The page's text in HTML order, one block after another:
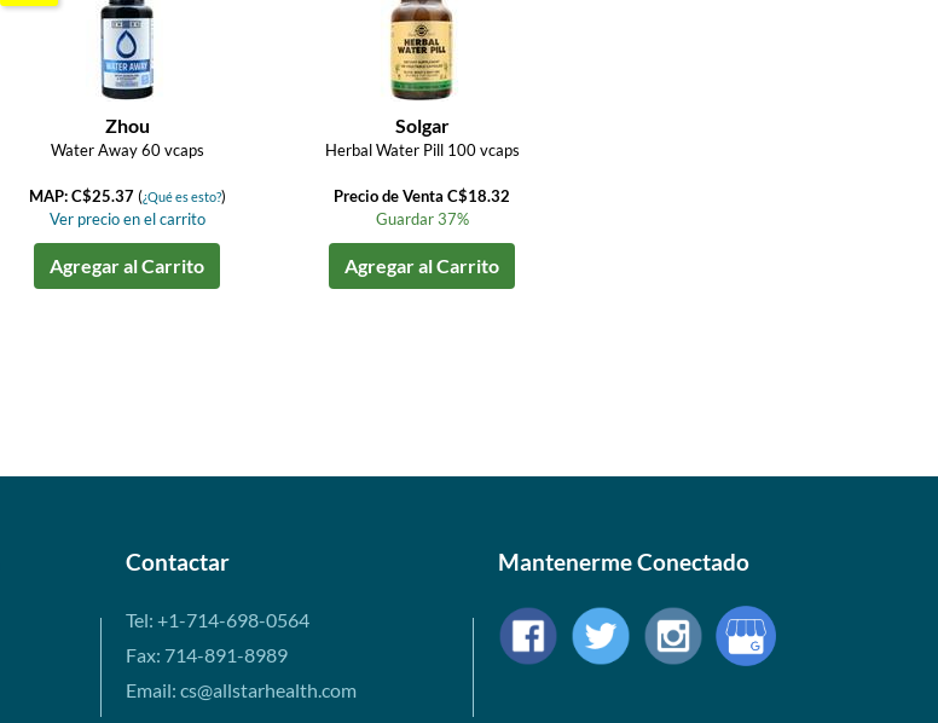
Zhou
Water Away 60 vcaps
MAP: C$25.37(¿Qué es esto?)
Ver precio en el carrito
Agregar al Carrito
Solgar
Herbal Water Pill 100 vcaps
Precio de Venta C$18.32
Guardar 37%
Agregar al Carrito
Contactar
Tel: +1-714-698-0564
Fax: 714-891-8989
Email: cs@allstarhealth.com
Mantenerme Conectado